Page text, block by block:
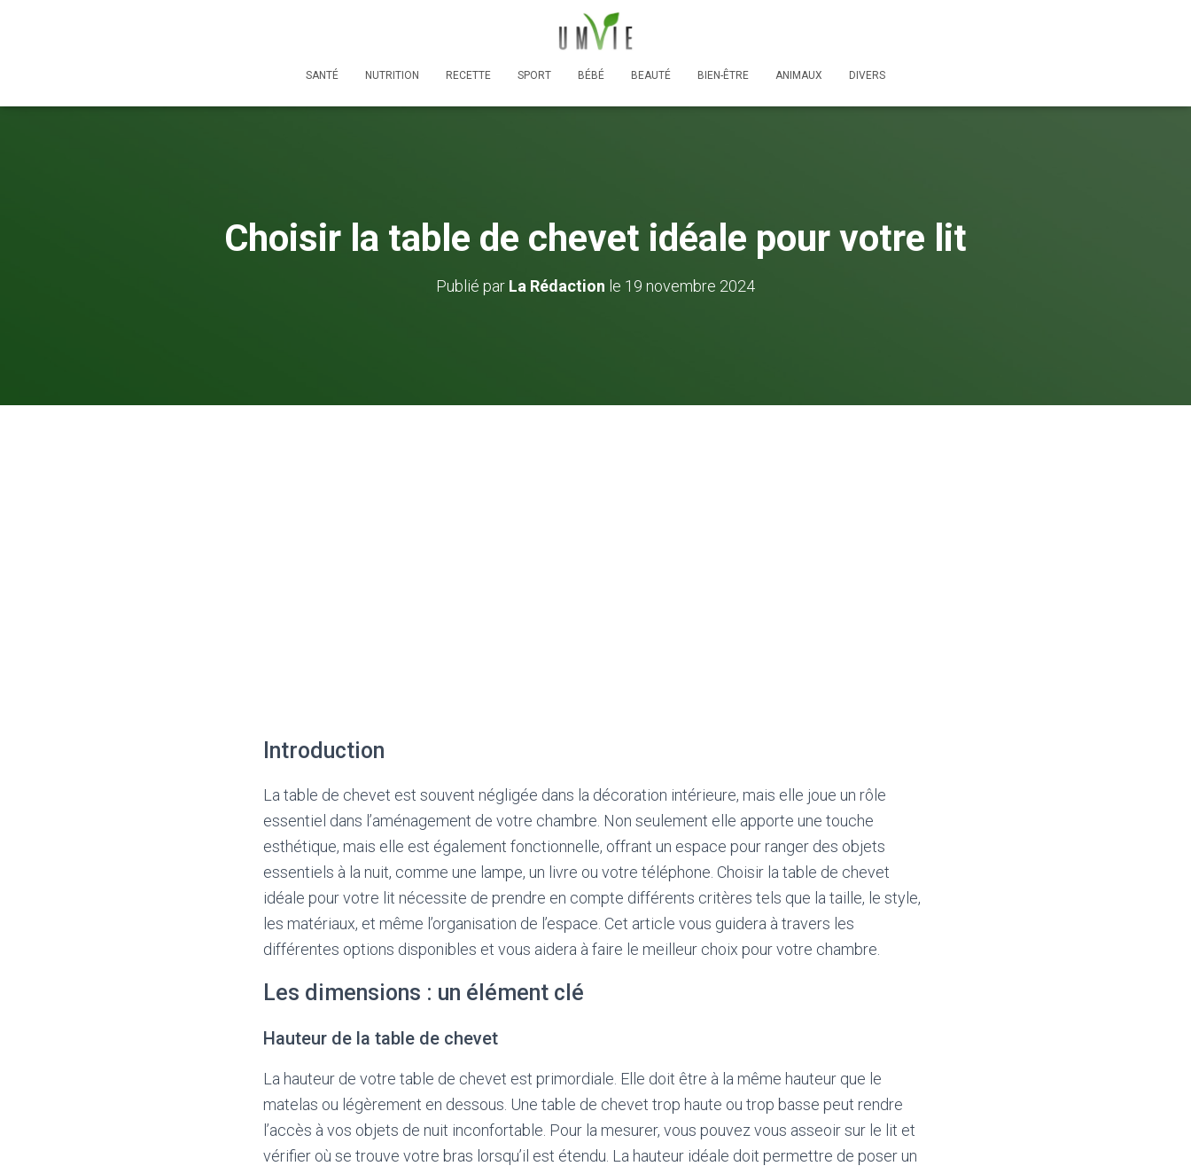
SANTÉ NUTRITION RECETTE SPORT BÉBÉ BEAUTÉ BIEN-ÊTRE ANIMAUX DIVERS
Choisir la table de chevet idéale pour votre lit
Publié par La Rédaction le 19 novembre 2024
Introduction
La table de chevet est souvent négligée dans la décoration intérieure, mais elle joue un rôle
essentiel dans l’aménagement de votre chambre. Non seulement elle apporte une touche
esthétique, mais elle est également fonctionnelle, offrant un espace pour ranger des objets
essentiels à la nuit, comme une lampe, un livre ou votre téléphone. Choisir la table de chevet
idéale pour votre lit nécessite de prendre en compte différents critères tels que la taille, le style,
les matériaux, et même l’organisation de l’espace. Cet article vous guidera à travers les
différentes options disponibles et vous aidera à faire le meilleur choix pour votre chambre.
Les dimensions : un élément clé
Hauteur de la table de chevet
La hauteur de votre table de chevet est primordiale. Elle doit être à la même hauteur que le
matelas ou légèrement en dessous. Une table de chevet trop haute ou trop basse peut rendre
l’accès à vos objets de nuit inconfortable. Pour la mesurer, vous pouvez vous asseoir sur le lit et
vérifier où se trouve votre bras lorsqu’il est étendu. La hauteur idéale doit permettre de poser un